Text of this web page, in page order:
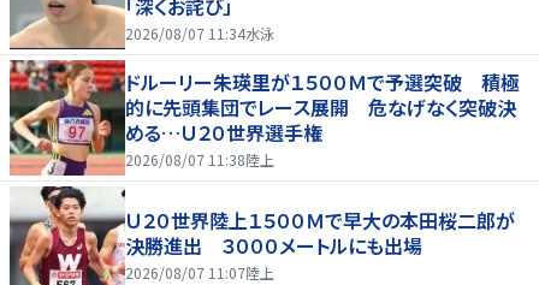
2026/08/07 11:34水泳
ドルーリー朱瑛里が１５００Ｍで予選突破 積極
的に先頭集団でレース展開 危なげなく突破決
める…Ｕ２０世界選手権
2026/08/07 11:38陸上
Ｕ２０世界陸上１５００Ｍで早大の本田桜二郎が
決勝進出 ３０００メートルにも出場
2026/08/07 11:07陸上